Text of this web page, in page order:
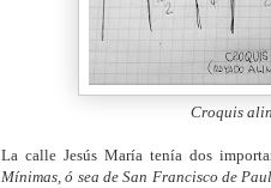
Croquis
La calle Jesús María tenía dos
Mínimas, ó sea de San Francisco de